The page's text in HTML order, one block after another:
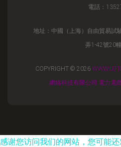
電話：
地址：中國（上海）自由貿易試
弄1-42號20
COPYRIGHT © 2026
網絡科技有限公司 電力電
感谢您访问我们的网站，您可能